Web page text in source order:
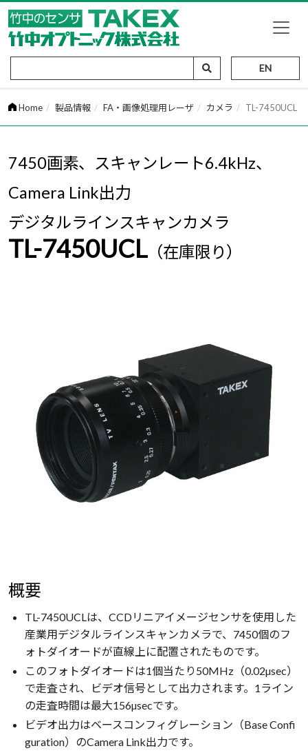
EN
Home 製品情報 FA・画像処理用レーザ カメラ TL-7450UCL
7450画素、スキャンレート6.4kHz、
Camera Link出力
デジタルラインスキャンカメラ
TL-7450UCL（在庫限り）
概要
TL-7450UCLは、CCDリニアイメージセンサを使用した
産業用デジタルラインスキャンカメラで、7450個のフ
ォトダイオードが直線上に配置されたものです。
このフォトダイオードは1個当たり50MHz（0.02µsec）
で走査され、ビデオ信号として出力されます。1ライン
の走査時間は最大156µsecです。
ビデオ出力はベースコンフィグレーション（Base Confi
guration）のCamera Link出力です。